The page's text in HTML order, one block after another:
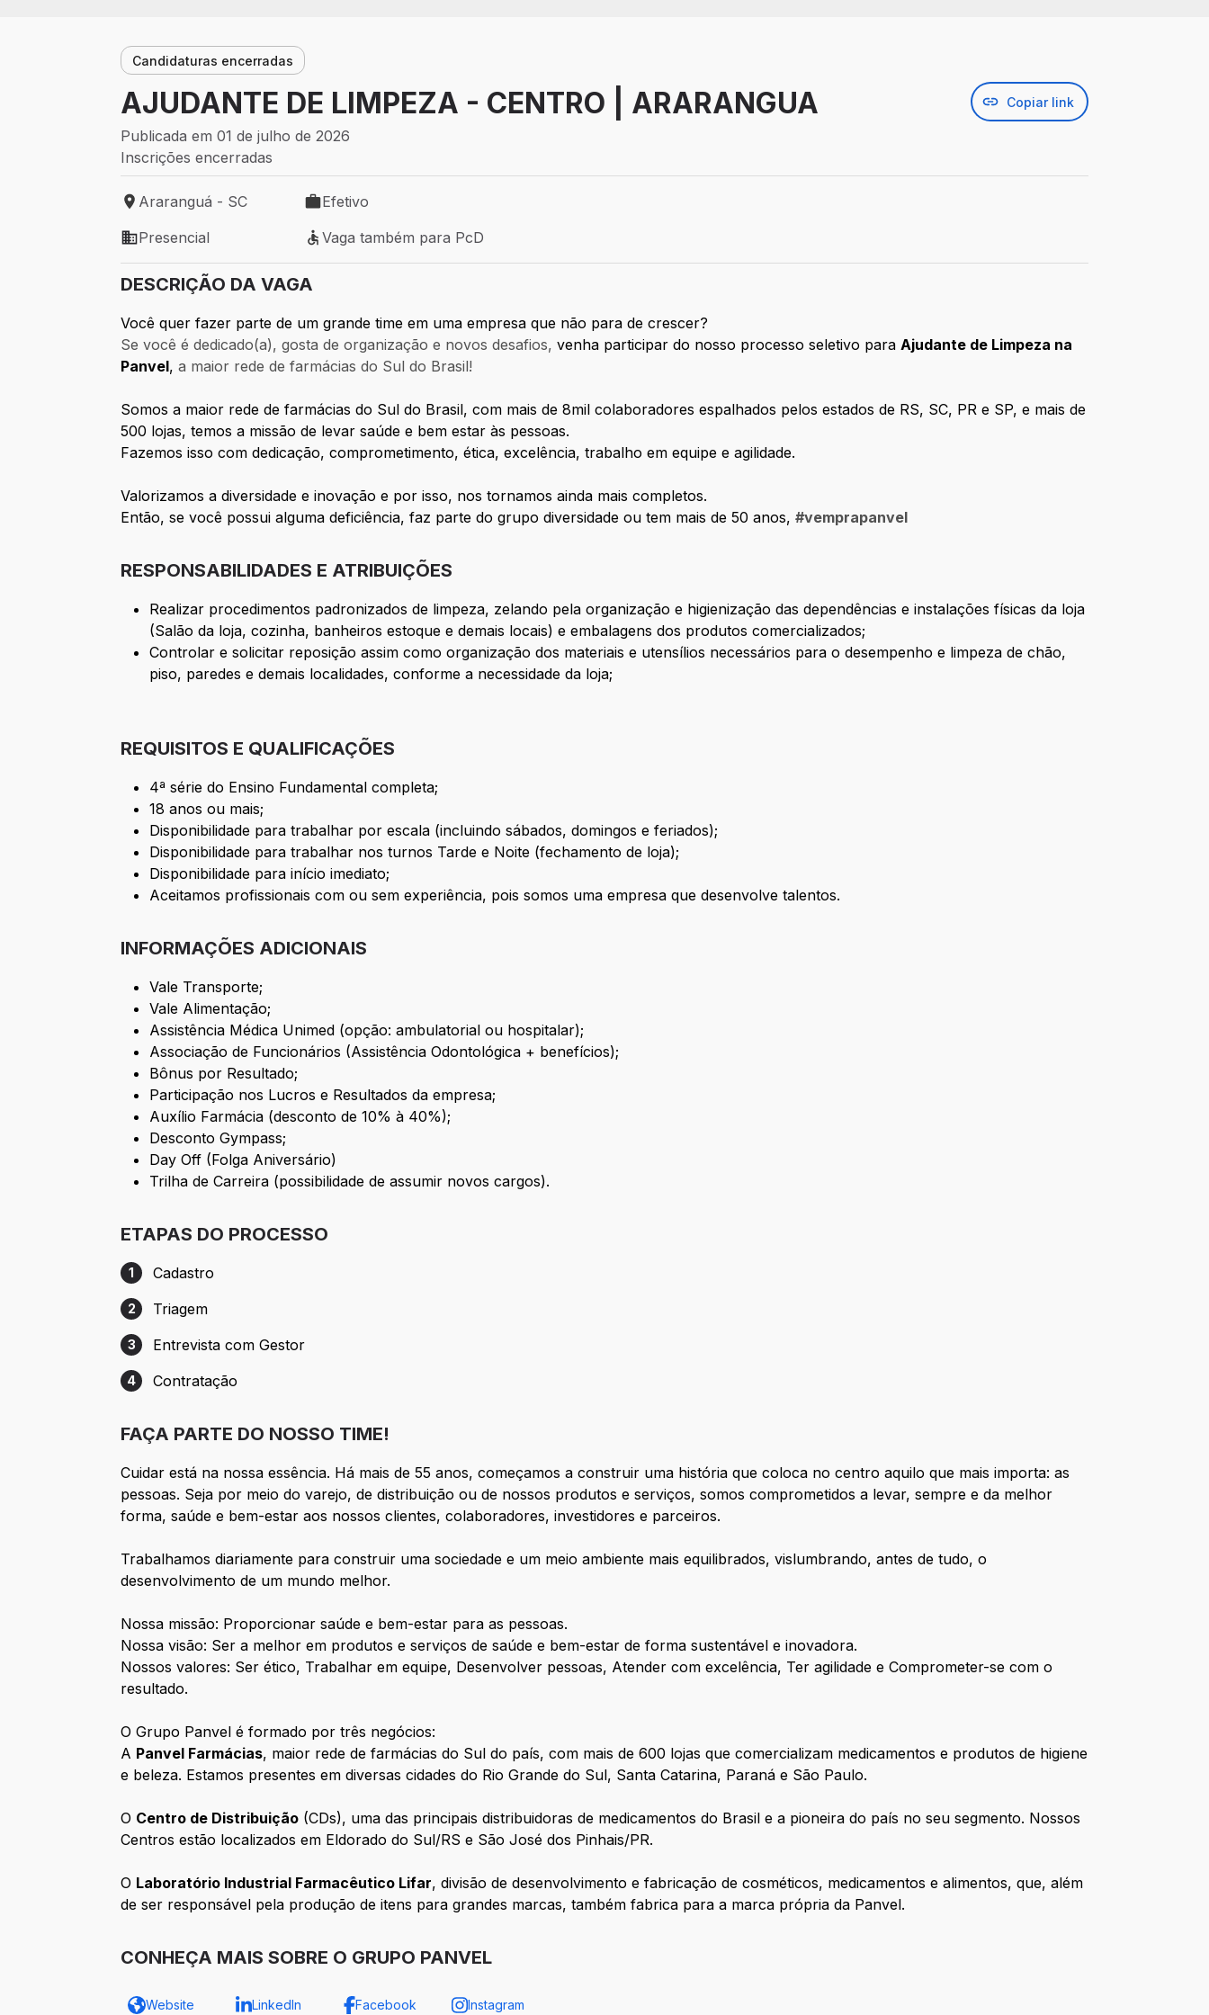
Candidaturas encerradas
AJUDANTE DE LIMPEZA - CENTRO | ARARANGUA Copiar link
Publicada em 01 de julho de 2026
Inscrições encerradas
Local de trabalho: Araranguá - SC
Araranguá - SC
Tipo de vaga: Efetivo
Efetivo
Modelo de trabalho: Presencial
Presencial
Vaga também para PcD
Vaga também para PcD
DESCRIÇÃO DA VAGA
Você quer fazer parte de um grande time em uma empresa que não para de crescer?
Se você é dedicado(a), gosta de organização e novos desafios,venha participar do nosso processo seletivo paraAjudante de Limpeza na
Panvel,a maior rede de farmácias do Sul do Brasil!
Somos a maior rede de farmácias do Sul do Brasil, com mais de 8mil colaboradores espalhados pelos estados de RS, SC, PR e SP, e mais de
500 lojas, temos a missão de levar saúde e bem estar às pessoas.
Fazemos isso com dedicação, comprometimento, ética, excelência, trabalho em equipe e agilidade.
Valorizamos a diversidade e inovação e por isso, nos tornamos ainda mais completos.
Então, se você possui alguma deficiência, faz parte do grupo diversidade ou tem mais de 50 anos,#vemprapanvel
RESPONSABILIDADES E ATRIBUIÇÕES
Realizar procedimentos padronizados de limpeza, zelando pela organização e higienização das dependências e instalações físicas da loja
(Salão da loja, cozinha, banheiros estoque e demais locais) e embalagens dos produtos comercializados;
Controlar e solicitar reposição assim como organização dos materiais e utensílios necessários para o desempenho e limpeza de chão,
piso, paredes e demais localidades, conforme a necessidade da loja;
REQUISITOS E QUALIFICAÇÕES
4ª série do Ensino Fundamental completa;
18 anos ou mais;
Disponibilidade para trabalhar por escala (incluindo sábados, domingos e feriados);
Disponibilidade para trabalhar nos turnos Tarde e Noite (fechamento de loja);
Disponibilidade para início imediato;
Aceitamos profissionais com ou sem experiência, pois somos uma empresa que desenvolve talentos.
INFORMAÇÕES ADICIONAIS
Vale Transporte;
Vale Alimentação;
Assistência Médica Unimed (opção: ambulatorial ou hospitalar);
Associação de Funcionários (Assistência Odontológica + benefícios);
Bônus por Resultado;
Participação nos Lucros e Resultados da empresa;
Auxílio Farmácia (desconto de 10% à 40%);
Desconto Gympass;
Day Off (Folga Aniversário)
Trilha de Carreira (possibilidade de assumir novos cargos).
ETAPAS DO PROCESSO
Etapa 1: Cadastro
1 Cadastro
Etapa 2: Triagem
2 Triagem
Etapa 3: Entrevista com Gestor
3 Entrevista com Gestor
Etapa 4: Contratação
4 Contratação
FAÇA PARTE DO NOSSO TIME!
Cuidar está na nossa essência. Há mais de 55 anos, começamos a construir uma história que coloca no centro aquilo que mais importa: as
pessoas. Seja por meio do varejo, de distribuição ou de nossos produtos e serviços, somos comprometidos a levar, sempre e da melhor
forma, saúde e bem-estar aos nossos clientes, colaboradores, investidores e parceiros.
Trabalhamos diariamente para construir uma sociedade e um meio ambiente mais equilibrados, vislumbrando, antes de tudo, o
desenvolvimento de um mundo melhor.
Nossa missão: Proporcionar saúde e bem-estar para as pessoas.
Nossa visão: Ser a melhor em produtos e serviços de saúde e bem-estar de forma sustentável e inovadora.
Nossos valores: Ser ético, Trabalhar em equipe, Desenvolver pessoas, Atender com excelência, Ter agilidade e Comprometer-se com o
resultado.
O Grupo Panvel é formado por três negócios:
A Panvel Farmácias, maior rede de farmácias do Sul do país, com mais de 600 lojas que comercializam medicamentos e produtos de higiene
e beleza. Estamos presentes em diversas cidades do Rio Grande do Sul, Santa Catarina, Paraná e São Paulo.
O Centro de Distribuição (CDs), uma das principais distribuidoras de medicamentos do Brasil e a pioneira do país no seu segmento. Nossos
Centros estão localizados em Eldorado do Sul/RS e São José dos Pinhais/PR.
O Laboratório Industrial Farmacêutico Lifar, divisão de desenvolvimento e fabricação de cosméticos, medicamentos e alimentos, que, além
de ser responsável pela produção de itens para grandes marcas, também fabrica para a marca própria da Panvel.
CONHEÇA MAIS SOBRE O GRUPO PANVEL
Website LinkedIn Facebook Instagram